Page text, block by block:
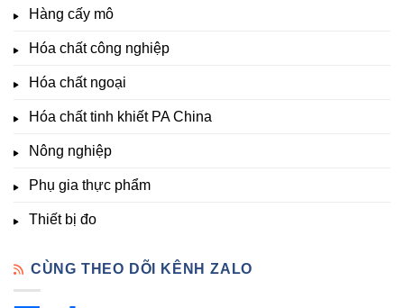
Chất
Hàng cấy mô
Hóa chất công nghiệp
Hóa chất ngoại
Hóa chất tinh khiết PA China
Nông nghiệp
Phụ gia thực phẩm
Thiết bị đo
CÙNG THEO DÕI KÊNH ZALO